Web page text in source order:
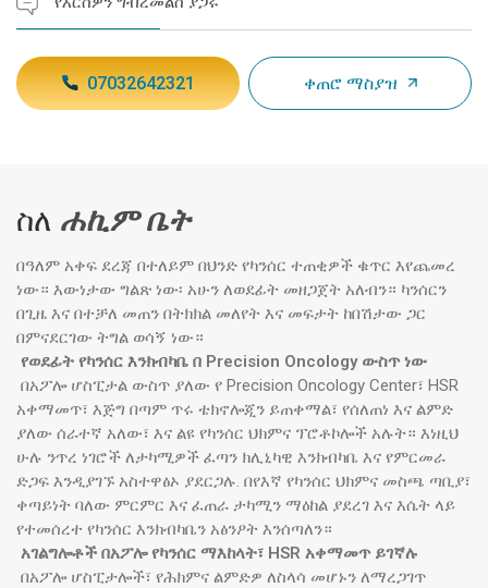
07032642321 ቀጠሮ ማስያዝ
ስለ ሐኪም ቤት
በዓለም አቀፍ ደረጃ በተለይም በህንድ የካንሰር ተጠቂዎች ቁጥር እየጨመረ
ነው። እውነታው ግልጽ ነው፡ አሁን ለወደፊት መዘጋጀት አለብን። ካንሰርን
በጊዜ እና በተቻለ መጠን በትክክል መለየት እና መፍታት ከበሽታው ጋር
በምናደርገው ትግል ወሳኝ ነው።
የወደፊት የካንሰር እንክብካቤ በ Precision Oncology ውስጥ ነው
በአፖሎ ሆስፒታል ውስጥ ያለው የ Precision Oncology Center፣ HSR
አቀማመጥ፣ እጅግ በጣም ጥሩ ቴክኖሎጂን ይጠቀማል፣ የሰለጠነ እና ልምድ
ያለው ሰራተኛ አለው፣ እና ልዩ የካንሰር ህክምና ፕሮቶኮሎች አሉት። እነዚህ
ሁሉ ንጥረ ነገሮች ለታካሚዎች ፈጣን ክሊኒካዊ እንክብካቤ እና የምርመራ
ድጋፍ እንዲያገኙ አስተዋፅኦ ያደርጋሉ. በየእኛ የካንሰር ህክምና መስጫ ጣቢያ፣
ቀጣይነት ባለው ምርምር እና ፈጠራ ታካሚን ማዕከል ያደረገ እና እሴት ላይ
የተመሰረተ የካንሰር እንክብካቤን አፅንዖት እንሰጣለን።
አገልግሎቶች በአፖሎ የካንሰር ማእከላት፣ HSR አቀማመጥ ይገኛሉ
በአፖሎ ሆስፒታሎች፣ የሕክምና ልምድዎ ለስላሳ መሆኑን ለማረጋገጥ